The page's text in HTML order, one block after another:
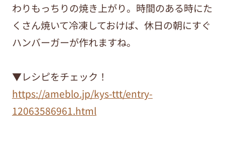
わりもっちりの焼き上がり。時間のある時にた
くさん焼いて冷凍しておけば、休日の朝にすぐ
ハンバーガーが作れますね。
▼レシピをチェック！
https://ameblo.jp/kys-ttt/entry-
12063586961.html